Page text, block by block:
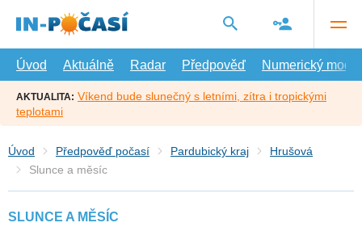
hlavní
Úvod
Aktuálně Radar Předpověď Numerický model
AKTUALITA: Víkend bude slunečný s letními, zítra i tropickými
teplotami
Úvod Předpověď počasí Pardubický kraj
Hrušová
Slunce a měsíc
SLUNCE A MĚSÍC